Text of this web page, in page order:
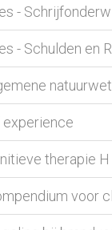
-
- Schulden en
therapie H
voor